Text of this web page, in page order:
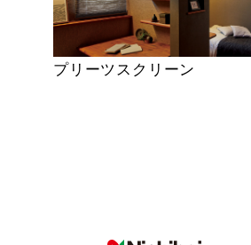
プリーツスクリーン